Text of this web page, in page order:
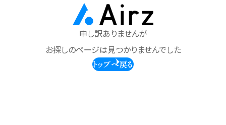
申し訳ありませんが
お探しのページは見つかりませんでした
トップへ戻る